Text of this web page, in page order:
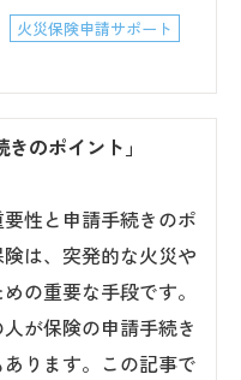
火災保険申請サポート
のポイント」
要性と申請手続きのポ
は、突発的な火災や
の重要な手段です。
が保険の申請手続き
ります。この記事で